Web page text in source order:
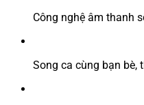
Công nghệ âm thanh
Song ca cùng bạn bè,